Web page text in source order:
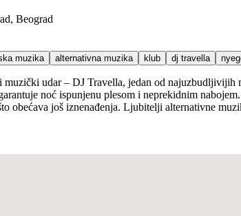
Beograd
muzika alternativna muzika klub dj travella
muzički udar – DJ Travella, jedan od
noć ispunjenu plesom i neprekidnim
obećava još iznenađenja. Ljubitelji alternativne